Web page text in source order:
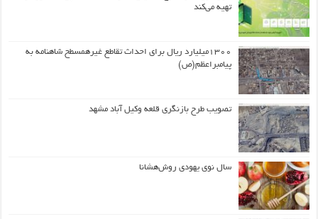
تهیه می‌کند
۱۳۰۰میلیارد ریال برای احداث تقاطع غیرهمسطح شاهنامه به
پیامبراعظم(ص)
تصویب طرح بازنگری قلعه وکیل آباد مشهد
سال نوی یهودی روش‌هشانا